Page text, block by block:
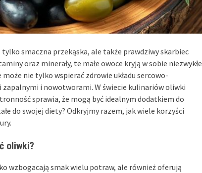
smaczna przekąska, ale także prawdziwy skarbiec
oraz minerały, te małe owoce kryją w sobie niezwykłe
nie tylko wspierać zdrowie układu sercowo-
i nowotworami. W świecie kulinariów oliwki
sprawia, że mogą być idealnym dodatkiem do
do swojej diety? Odkryjmy razem, jak wiele korzyści
oliwki?
wzbogacają smak wielu potraw, ale również oferują